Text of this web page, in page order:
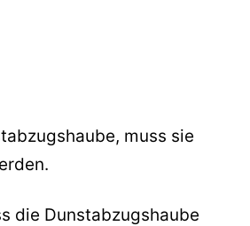
muss sie
die Dunstabzugshaube